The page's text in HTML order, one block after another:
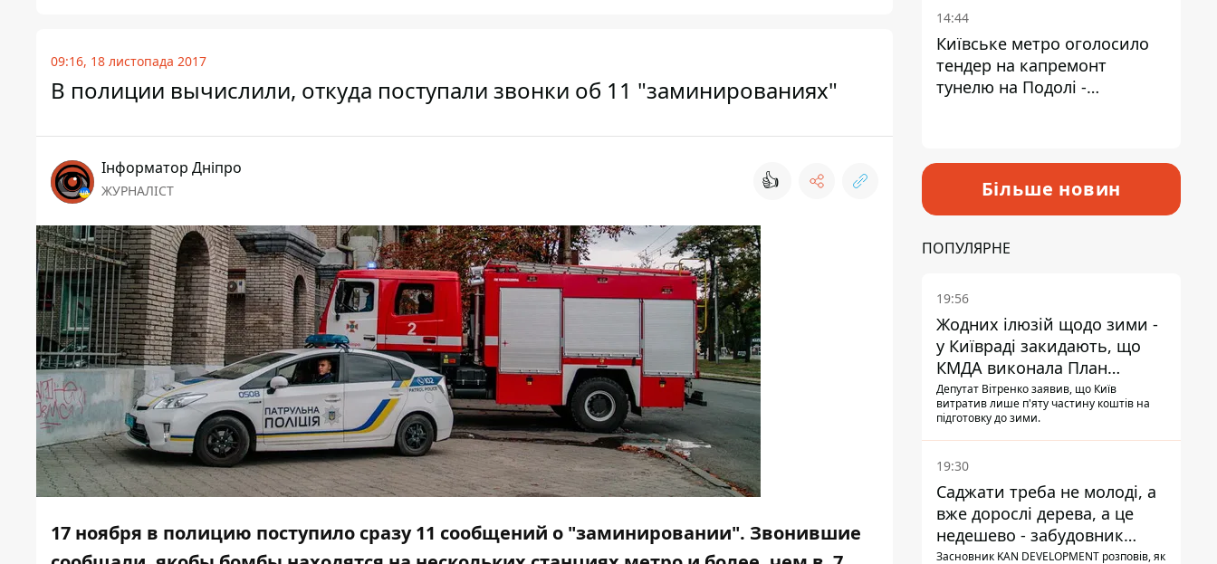
09:16, 18 листопада 2017
В полиции вычислили, откуда поступали звонки об 11 "заминированиях"
Інформатор Дніпро
ЖУРНАЛІСТ 👍
17 ноября в полицию поступило сразу 11 сообщений о "заминировании". Звонившие
14:44
Київське метро оголосило
тендер на капремонт
тунелю на Подолі -
Більше новин
ПОПУЛЯРНЕ
19:56
Жодних ілюзій щодо зими -
у Київраді закидають, що
КМДА виконала План
стійкості на 20%
Депутат Вітренко заявив, що Київ
витратив лише п'яту частину коштів на
підготовку до зими.
19:30
Саджати треба не молоді, а
вже дорослі дерева, а це
недешево - забудовник
Ніконов
Засновник KAN DEVELOPMENT розповів, як